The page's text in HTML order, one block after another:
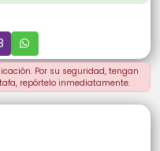
Por su seguridad, tengan
repórtelo inmediatamente.